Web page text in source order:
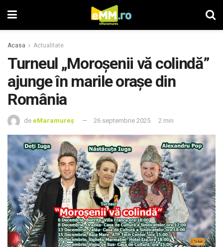
Acasa Actualitate
Turneul „Moroșenii vă colindă”
ajunge în marile orașe din
România
de eMaramureș 26 septembrie 2025 2 min